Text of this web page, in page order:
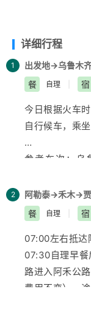
画廊、唐布拉草
详细行程
1 出发地→乌鲁木
餐
自理 宿
今日根据火车
自行候车，乘
参考车次：乌
06:46）、
如遇客运处调
【温馨提示】
1、火车票为电
信息可以提前
2、接团司机会
3、列车未配
2
阿勒泰→禾木→
餐
自理 宿
07:00左右抵达
07:30自理早餐
路进入阿禾公
费用不变），
勒海特大草原